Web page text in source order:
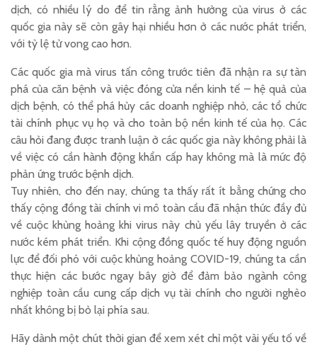
dịch, có nhiều lý do để tin rằng ảnh hưởng của virus ở các
quốc gia này sẽ còn gây hại nhiều hơn ở các nước phát triển,
với tỷ lệ tử vong cao hơn.
Các quốc gia mà virus tấn công trước tiên đã nhận ra sự tàn
phá của căn bệnh và việc đóng cửa nền kinh tế – hệ quả của
dịch bệnh, có thể phá hủy các doanh nghiệp nhỏ, các tổ chức
tài chính phục vụ họ và cho toàn bộ nền kinh tế của họ. Các
câu hỏi đang được tranh luận ở các quốc gia này không phải là
về việc có cần hành động khẩn cấp hay không mà là mức độ
phản ứng trước bệnh dịch.
Tuy nhiên, cho đến nay, chúng ta thấy rất ít bằng chứng cho
thấy cộng đồng tài chính vi mô toàn cầu đã nhận thức đầy đủ
về cuộc khủng hoảng khi virus này chủ yếu lây truyền ở các
nước kém phát triển. Khi cộng đồng quốc tế huy động nguồn
lực để đối phó với cuộc khủng hoảng COVID-19, chúng ta cần
thực hiện các bước ngay bây giờ để đảm bảo ngành công
nghiệp toàn cầu cung cấp dịch vụ tài chính cho người nghèo
nhất không bị bỏ lại phía sau.
Hãy dành một chút thời gian để xem xét chỉ một vài yếu tố về